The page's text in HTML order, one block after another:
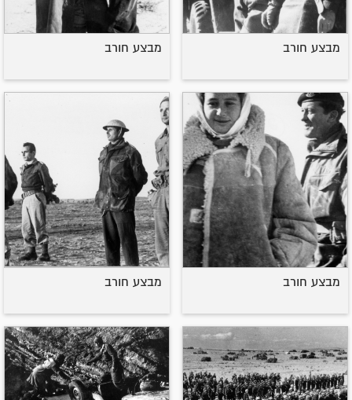
מבצע חורב מבצע חורב
מבצע חורב מבצע חורב